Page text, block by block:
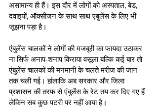
असामान्य ही हैं। इस दौर में लोगों को अस्पताल, बेड,
दवाइयों, ऑक्सीजन के साथ साथ एंबुलेंस के लिए भी
जूझना पड़ा है।
एंबुलेंस चालकों ने लोगों की मजबूरी का फायदा उठाकर
ना सिर्फ अनाप-शनाप किराया वसूला बल्कि कई बार तो
एंबुलेंस चालकों की मनमानी के चलते मरीज की जान
तक चली गई। हांलाकि अब सरकार और जिला
प्रशासन की तरफ से एंबुलेंस के रेट तय कर दिए गए हैं
लेकिन सब कुछ पटरी पर नहीं आया है।